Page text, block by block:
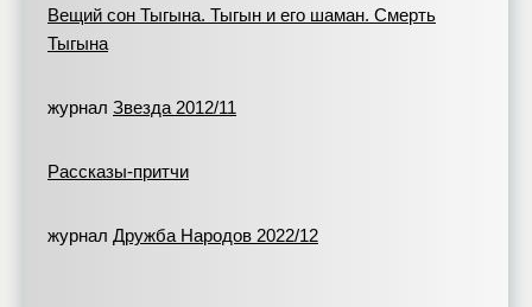
Вещий сон Тыгына. Тыгын и его шаман. Смерть
Тыгына
журнал Звезда 2012/11
Рассказы-притчи
журнал Дружба Народов 2022/12